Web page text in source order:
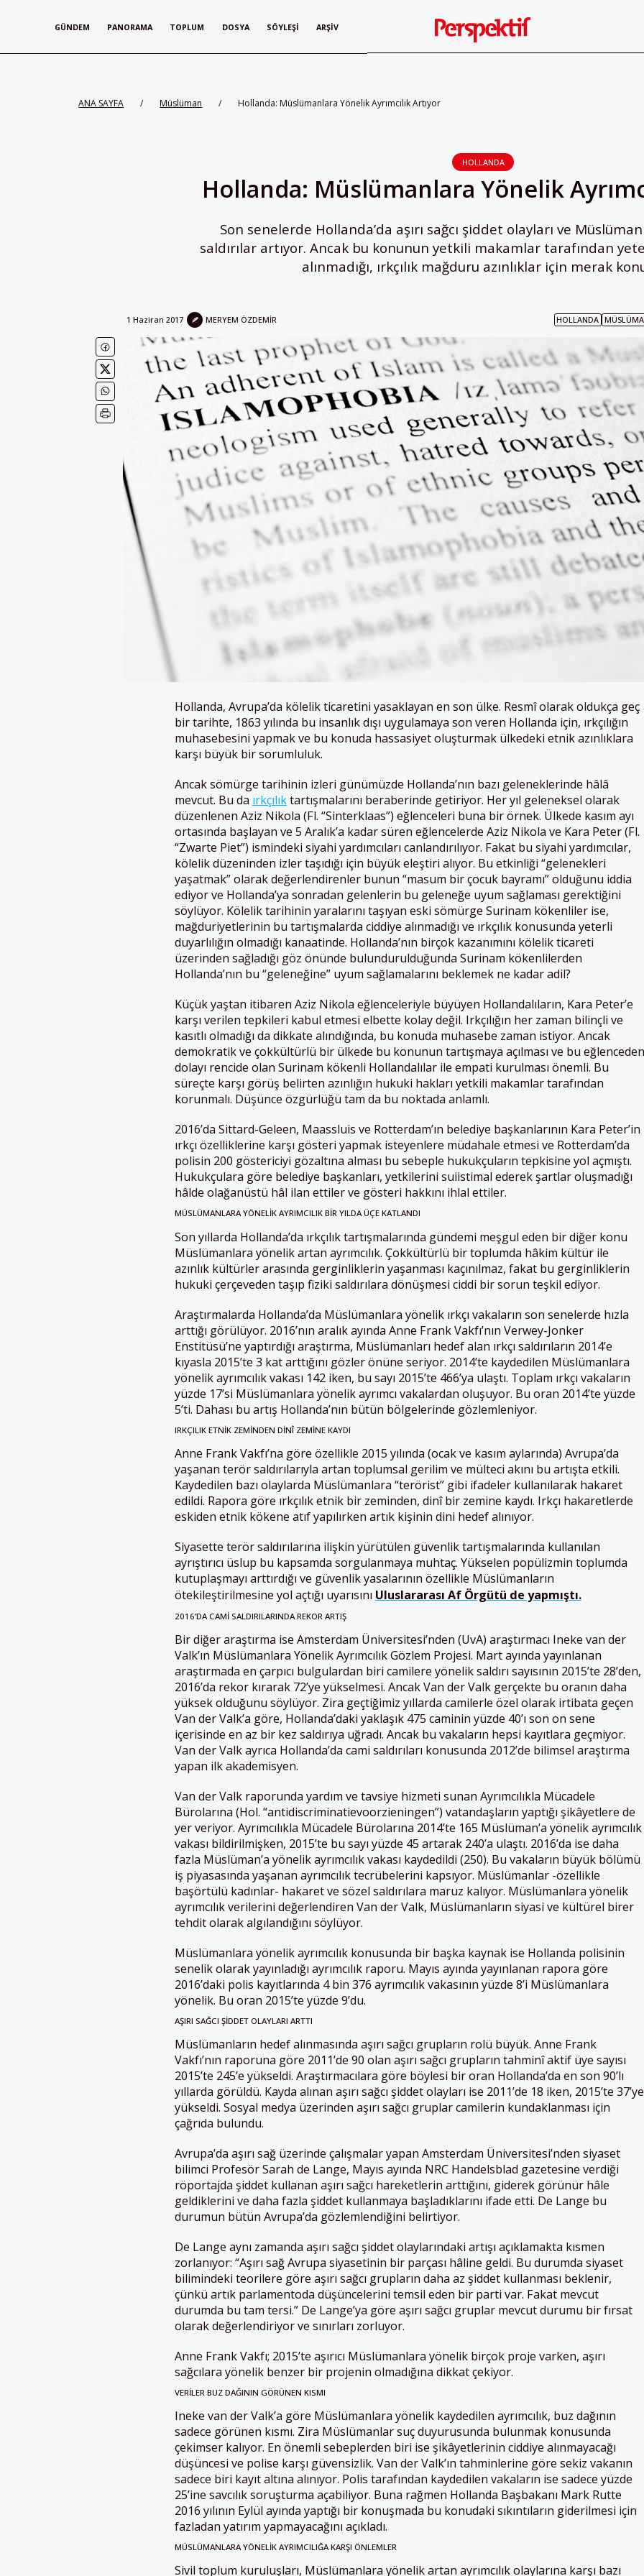
GÜNDEM PANORAMA TOPLUM DOSYA SÖYLEŞI ARŞIV
ANA SAYFA / Müslüman / Hollanda: Müslümanlara Yönelik Ayrımcılık Artıyor
HOLLANDA
Hollanda: Müslümanlara Yönelik
Son senelerde Hollanda’da aşırı sağcı şiddet olayları ve
saldırılar artıyor. Ancak bu konunun yetkili makamlar tarafından
alınmadığı, ırkçılık mağduru azınlıklar için merak
1 Haziran 2017 MERYEM ÖZDEMIR HOLLANDA
Hollanda, Avrupa’da kölelik ticaretini yasaklayan en son ülke. Resmî olarak oldukça geç
bir tarihte, 1863 yılında bu insanlık dışı uygulamaya son veren Hollanda için, ırkçılığın
muhasebesini yapmak ve bu konuda hassasiyet oluşturmak ülkedeki etnik azınlıklara
karşı büyük bir sorumluluk.
Ancak sömürge tarihinin izleri günümüzde Hollanda’nın bazı geleneklerinde hâlâ
mevcut. Bu da ırkçılıktartışmalarını beraberinde getiriyor. Her yıl geleneksel olarak
düzenlenen Aziz Nikola (Fl. “Sinterklaas”) eğlenceleri buna bir örnek. Ülkede kasım ayı
ortasında başlayan ve 5 Aralık’a kadar süren eğlencelerde Aziz Nikola ve Kara Peter (Fl.
“Zwarte Piet”) ismindeki siyahi yardımcıları canlandırılıyor. Fakat bu siyahi yardımcılar,
kölelik düzeninden izler taşıdığı için büyük eleştiri alıyor. Bu etkinliği “gelenekleri
yaşatmak” olarak değerlendirenler bunun “masum bir çocuk bayramı” olduğunu iddia
ediyor ve Hollanda’ya sonradan gelenlerin bu geleneğe uyum sağlaması gerektiğini
söylüyor. Kölelik tarihinin yaralarını taşıyan eski sömürge Surinam kökenliler ise,
mağduriyetlerinin bu tartışmalarda ciddiye alınmadığı ve ırkçılık konusunda yeterli
duyarlılığın olmadığı kanaatinde. Hollanda’nın birçok kazanımını kölelik ticareti
üzerinden sağladığı göz önünde bulundurulduğunda Surinam kökenlilerden
Hollanda’nın bu “geleneğine” uyum sağlamalarını beklemek ne kadar adil?
Küçük yaştan itibaren Aziz Nikola eğlenceleriyle büyüyen Hollandalıların, Kara Peter’e
karşı verilen tepkileri kabul etmesi elbette kolay değil. Irkçılığın her zaman bilinçli ve
kasıtlı olmadığı da dikkate alındığında, bu konuda muhasebe zaman istiyor. Ancak
demokratik ve çokkültürlü bir ülkede bu konunun tartışmaya açılması ve bu eğlenceden
dolayı rencide olan Surinam kökenli Hollandalılar ile empati kurulması önemli. Bu
süreçte karşı görüş belirten azınlığın hukuki hakları yetkili makamlar tarafından
korunmalı. Düşünce özgürlüğü tam da bu noktada anlamlı.
2016’da Sittard-Geleen, Maassluis ve Rotterdam’ın belediye başkanlarının Kara Peter’in
ırkçı özelliklerine karşı gösteri yapmak isteyenlere müdahale etmesi ve Rotterdam’da
polisin 200 göstericiyi gözaltına alması bu sebeple hukukçuların tepkisine yol açmıştı.
Hukukçulara göre belediye başkanları, yetkilerini suiistimal ederek şartlar oluşmadığı
hâlde olağanüstü hâl ilan ettiler ve gösteri hakkını ihlal ettiler.
MÜSLÜMANLARA YÖNELIK AYRIMCILIK BIR YILDA ÜÇE KATLANDI
Son yıllarda Hollanda’da ırkçılık tartışmalarında gündemi meşgul eden bir diğer konu
Müslümanlara yönelik artan ayrımcılık. Çokkültürlü bir toplumda hâkim kültür ile
azınlık kültürler arasında gerginliklerin yaşanması kaçınılmaz, fakat bu gerginliklerin
hukuki çerçeveden taşıp fiziki saldırılara dönüşmesi ciddi bir sorun teşkil ediyor.
Araştırmalarda Hollanda’da Müslümanlara yönelik ırkçı vakaların son senelerde hızla
arttığı görülüyor. 2016’nın aralık ayında Anne Frank Vakfı’nın Verwey-Jonker
Enstitüsü’ne yaptırdığı araştırma, Müslümanları hedef alan ırkçı saldırıların 2014’e
kıyasla 2015’te 3 kat arttığını gözler önüne seriyor. 2014’te kaydedilen Müslümanlara
yönelik ayrımcılık vakası 142 iken, bu sayı 2015’te 466’ya ulaştı. Toplam ırkçı vakaların
yüzde 17’si Müslümanlara yönelik ayrımcı vakalardan oluşuyor. Bu oran 2014’te yüzde
5’ti. Dahası bu artış Hollanda’nın bütün bölgelerinde gözlemleniyor.
IRKÇILIK ETNIK ZEMINDEN DINÎ ZEMINE KAYDI
Anne Frank Vakfı’na göre özellikle 2015 yılında (ocak ve kasım aylarında) Avrupa’da
yaşanan terör saldırılarıyla artan toplumsal gerilim ve mülteci akını bu artışta etkili.
Kaydedilen bazı olaylarda Müslümanlara “terörist” gibi ifadeler kullanılarak hakaret
edildi. Rapora göre ırkçılık etnik bir zeminden, dinî bir zemine kaydı. Irkçı hakaretlerde
eskiden etnik kökene atıf yapılırken artık kişinin dini hedef alınıyor.
Siyasette terör saldırılarına ilişkin yürütülen güvenlik tartışmalarında kullanılan
ayrıştırıcı üslup bu kapsamda sorgulanmaya muhtaç. Yükselen popülizmin toplumda
kutuplaşmayı arttırdığı ve güvenlik yasalarının özellikle Müslümanların
ötekileştirilmesine yol açtığı uyarısını Uluslararası Af Örgütü de yapmıştı.
2016’DA CAMI SALDIRILARINDA REKOR ARTIŞ
Bir diğer araştırma ise Amsterdam Üniversitesi’nden (UvA) araştırmacı Ineke van der
Valk’ın Müslümanlara Yönelik Ayrımcılık Gözlem Projesi. Mart ayında yayınlanan
araştırmada en çarpıcı bulgulardan biri camilere yönelik saldırı sayısının 2015’te 28’den,
2016’da rekor kırarak 72’ye yükselmesi. Ancak Van der Valk gerçekte bu oranın daha
yüksek olduğunu söylüyor. Zira geçtiğimiz yıllarda camilerle özel olarak irtibata geçen
Van der Valk’a göre, Hollanda’daki yaklaşık 475 caminin yüzde 40’ı son on sene
içerisinde en az bir kez saldırıya uğradı. Ancak bu vakaların hepsi kayıtlara geçmiyor.
Van der Valk ayrıca Hollanda’da cami saldırıları konusunda 2012’de bilimsel araştırma
yapan ilk akademisyen.
Van der Valk raporunda yardım ve tavsiye hizmeti sunan Ayrımcılıkla Mücadele
Bürolarına (Hol. “antidiscriminatievoorzieningen”) vatandaşların yaptığı şikâyetlere de
yer veriyor. Ayrımcılıkla Mücadele Bürolarına 2014’te 165 Müslüman’a yönelik ayrımcılık
vakası bildirilmişken, 2015’te bu sayı yüzde 45 artarak 240’a ulaştı. 2016’da ise daha
fazla Müslüman’a yönelik ayrımcılık vakası kaydedildi (250). Bu vakaların büyük bölümü
iş piyasasında yaşanan ayrımcılık tecrübelerini kapsıyor. Müslümanlar -özellikle
başörtülü kadınlar- hakaret ve sözel saldırılara maruz kalıyor. Müslümanlara yönelik
ayrımcılık verilerini değerlendiren Van der Valk, Müslümanların siyasi ve kültürel birer
tehdit olarak algılandığını söylüyor.
Müslümanlara yönelik ayrımcılık konusunda bir başka kaynak ise Hollanda polisinin
senelik olarak yayınladığı ayrımcılık raporu. Mayıs ayında yayınlanan rapora göre
2016’daki polis kayıtlarında 4 bin 376 ayrımcılık vakasının yüzde 8’i Müslümanlara
yönelik. Bu oran 2015’te yüzde 9’du.
AŞIRI SAĞCI ŞIDDET OLAYLARI ARTTI
Müslümanların hedef alınmasında aşırı sağcı grupların rolü büyük. Anne Frank
Vakfı’nın raporuna göre 2011’de 90 olan aşırı sağcı grupların tahminî aktif üye sayısı
2015’te 245’e yükseldi. Araştırmacılara göre böylesi bir oran Hollanda’da en son 90’lı
yıllarda görüldü. Kayda alınan aşırı sağcı şiddet olayları ise 2011’de 18 iken, 2015’te 37’ye
yükseldi. Sosyal medya üzerinden aşırı sağcı gruplar camilerin kundaklanması için
çağrıda bulundu.
Avrupa’da aşırı sağ üzerinde çalışmalar yapan Amsterdam Üniversitesi’nden siyaset
bilimci Profesör Sarah de Lange, Mayıs ayında NRC Handelsblad gazetesine verdiği
röportajda şiddet kullanan aşırı sağcı hareketlerin arttığını, giderek görünür hâle
geldiklerini ve daha fazla şiddet kullanmaya başladıklarını ifade etti. De Lange bu
durumun bütün Avrupa’da gözlemlendiğini belirtiyor.
De Lange aynı zamanda aşırı sağcı şiddet olaylarındaki artışı açıklamakta kısmen
zorlanıyor: “Aşırı sağ Avrupa siyasetinin bir parçası hâline geldi. Bu durumda siyaset
bilimindeki teorilere göre aşırı sağcı grupların daha az şiddet kullanması beklenir,
çünkü artık parlamentoda düşüncelerini temsil eden bir parti var. Fakat mevcut
durumda bu tam tersi.” De Lange’ya göre aşırı sağcı gruplar mevcut durumu bir fırsat
olarak değerlendiriyor ve sınırları zorluyor.
Anne Frank Vakfı; 2015’te aşırıcı Müslümanlara yönelik birçok proje varken, aşırı
sağcılara yönelik benzer bir projenin olmadığına dikkat çekiyor.
VERILER BUZ DAĞININ GÖRÜNEN KISMI
Ineke van der Valk’a göre Müslümanlara yönelik kaydedilen ayrımcılık, buz dağının
sadece görünen kısmı. Zira Müslümanlar suç duyurusunda bulunmak konusunda
çekimser kalıyor. En önemli sebeplerden biri ise şikâyetlerinin ciddiye alınmayacağı
düşüncesi ve polise karşı güvensizlik. Van der Valk’ın tahminlerine göre sekiz vakanın
sadece biri kayıt altına alınıyor. Polis tarafından kaydedilen vakaların ise sadece yüzde
25’ine savcılık soruşturma açabiliyor. Buna rağmen Hollanda Başbakanı Mark Rutte
2016 yılının Eylül ayında yaptığı bir konuşmada bu konudaki sıkıntıların giderilmesi için
fazladan yatırım yapmayacağını açıkladı.
MÜSLÜMANLARA YÖNELIK AYRIMCILIĞA KARŞI ÖNLEMLER
Sivil toplum kuruluşları, Müslümanlara yönelik artan ayrımcılık olaylarına karşı bazı